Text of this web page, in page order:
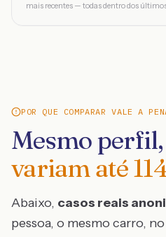
mais recentes — todas dentro dos
POR QUE COMPARAR VALE A
Mesmo perfil,
variam até
Abaixo, casos reais
pessoa, o mesmo carro,